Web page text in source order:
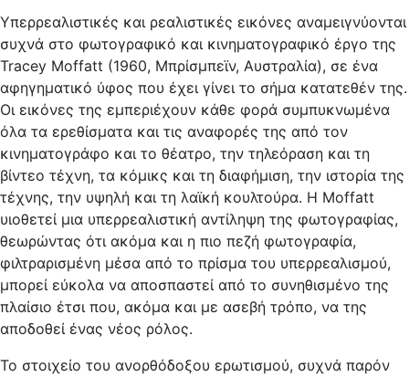
Υπερρεαλιστικές και ρεαλιστικές εικόνες αναμειγνύονται
συχνά στο φωτογραφικό και κινηματογραφικό έργο της
Tracey Moffatt (1960, Μπρίσμπεϊν, Αυστραλία), σε ένα
αφηγηματικό ύφος που έχει γίνει το σήμα κατατεθέν της.
Οι εικόνες της εμπεριέχουν κάθε φορά συμπυκνωμένα
όλα τα ερεθίσματα και τις αναφορές της από τον
κινηματογράφο και το θέατρο, την τηλεόραση και τη
βίντεο τέχνη, τα κόμικς και τη διαφήμιση, την ιστορία της
τέχνης, την υψηλή και τη λαϊκή κουλτούρα. Η Moffatt
υιοθετεί μια υπερρεαλιστική αντίληψη της φωτογραφίας,
θεωρώντας ότι ακόμα και η πιο πεζή φωτογραφία,
φιλτραρισμένη μέσα από το πρίσμα του υπερρεαλισμού,
μπορεί εύκολα να αποσπαστεί από το συνηθισμένο της
πλαίσιο έτσι που, ακόμα και με ασεβή τρόπο, να της
αποδοθεί ένας νέος ρόλος.
Το στοιχείο του ανορθόδοξου ερωτισμού, συχνά παρόν